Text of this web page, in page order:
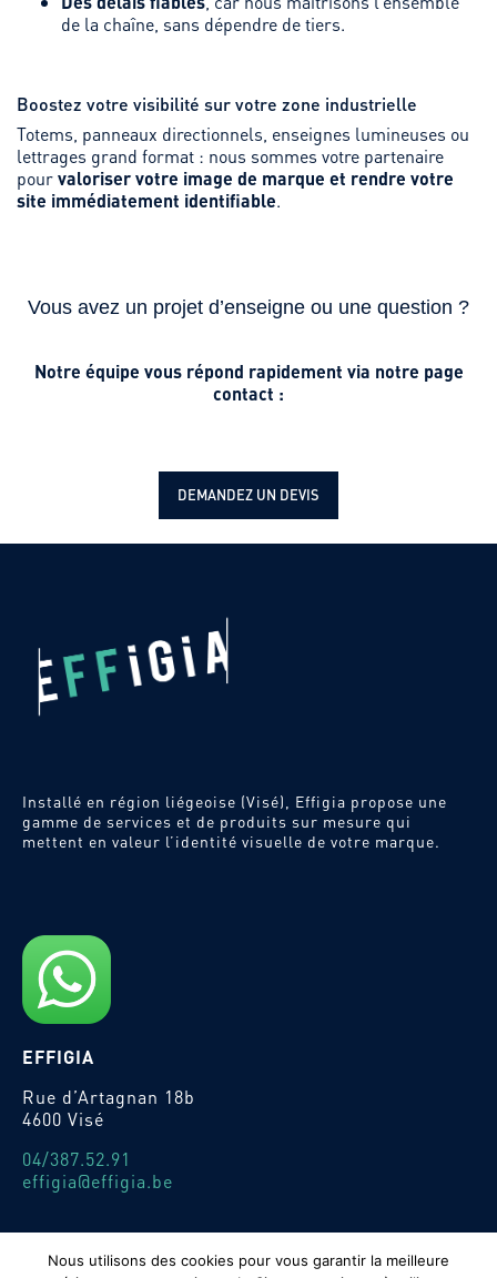
de la chaîne, sans dépendre de tiers.
Boostez votre visibilité sur votre zone industrielle
Totems, panneaux directionnels, enseignes lumineuses ou
lettrages grand format : nous sommes votre partenaire
pourvaloriser votre image de marque et rendre votre
site immédiatement identifiable.
Vous avez un projet d’enseigne ou une question ?
Notre équipe vous répond rapidement via notre page
contact :
DEMANDEZ UN DEVIS
Installé en région liégeoise (Visé), Effigia propose une
gamme de services et de produits sur mesure qui
mettent en valeur l’identité visuelle de votre marque.
EFFIGIA
Rue d’Artagnan 18b
4600 Visé
04/387.52.91
effigia@effigia.be
Nous utilisons des cookies pour vous garantir la meilleure